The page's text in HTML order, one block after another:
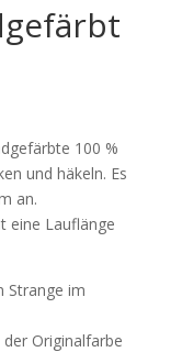
100 %
und häkeln. Es
an.
eine Lauflänge
Strange im
Originalfarbe